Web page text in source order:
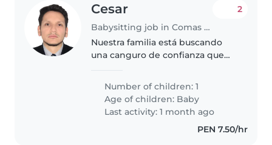
Cesar
Babysitting job in Comas (Departamento de Lima)
2
Nuestra familia está buscando
una canguro de confianza que
de 6 meses. Necesitamos una
canguro que se sienta cómoda
con una gatito y con algunas
Number of children: 1
Age of children: Baby
Last activity: 1 month ago
PEN 7.50/hr